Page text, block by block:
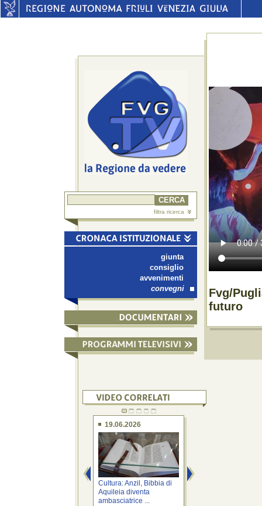
filtra ricerca
giunta
consiglio
avvenimenti
convegni
Fvg/
futuro
19.06.2026
Cultura: Anzil, Bibbia di
Aquileia diventa
ambasciatrice ...